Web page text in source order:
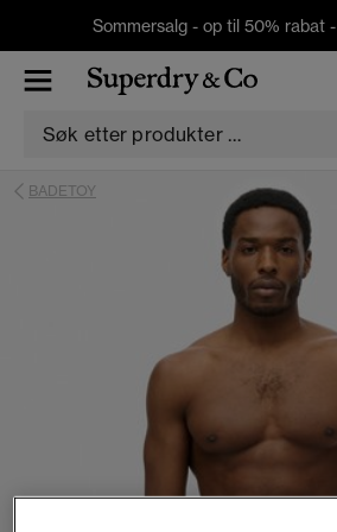
Sommersalg - op til 50% rabat -
BADETOY